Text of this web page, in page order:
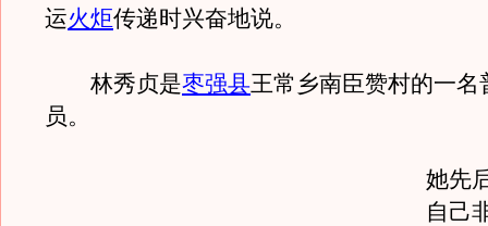
运火炬传递时兴奋地说。
林秀贞是枣强县王常乡南臣赞村的一名
员。
她先
自己